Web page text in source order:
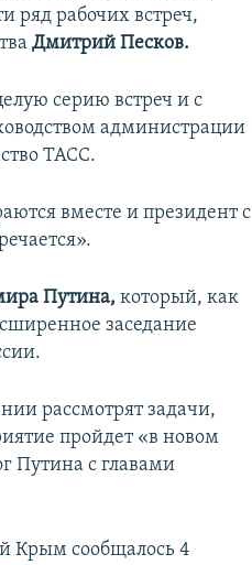
ряд рабочих встреч,
Дмитрий Песков.
серию встреч и с
администрации
ТАСС.
вместе и президент с
Путина,который, как
заседание
рассмотрят задачи,
пройдет «в новом
Путина с главами
Крым сообщалось 4